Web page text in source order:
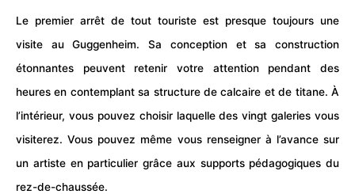
Le premier arrêt de tout touriste est presque toujours une
visite au Guggenheim. Sa conception et sa construction
étonnantes peuvent retenir votre attention pendant des
heures en contemplant sa structure de calcaire et de titane. À
l’intérieur, vous pouvez choisir laquelle des vingt galeries vous
visiterez. Vous pouvez même vous renseigner à l’avance sur
un artiste en particulier grâce aux supports pédagogiques du
rez-de-chaussée.